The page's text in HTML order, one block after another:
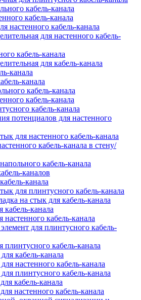
кабель-канала
кабель-канала
настенного кабель-канала
для настенного кабель-
кабель-канала
для кабель-канала
канала
канала
кабель-канала
кабель-канала
кабель-канала
потенциалов для настенного
для настенного кабель-канала
кабель-канала в стену/
кабель-канала
каналов
канала
для плинтусного кабель-канала
на стык для кабель-канала
канала
кабель-канала
для плинтусного кабель-
кабель-канала
кабель-канала
настенного кабель-канала
плинтусного кабель-канала
кабель-канала
настенного кабель-канала